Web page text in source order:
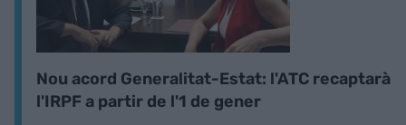
Nou acord Generalitat-Estat: l'ATC recaptarà
l'IRPF a partir de l'1 de gener